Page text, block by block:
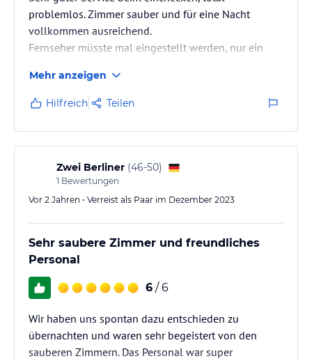
problemlos. Zimmer sauber und für eine Nacht
vollkommen ausreichend.
Fernseher müsste mal eingestellt werden, nur ein
Mehr anzeigen
Hilfreich Teilen
Zwei Berliner (46-50)
1 Bewertungen
Vor 2 Jahren • Verreist als Paar im Dezember 2023
Sehr saubere Zimmer und freundliches
Personal
6 / 6
Wir haben uns spontan dazu entschieden zu
übernachten und waren sehr begeistert von den
sauberen Zimmern. Das Personal war super